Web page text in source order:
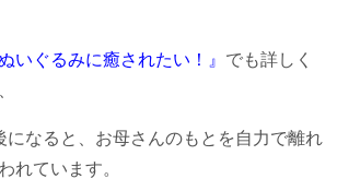
いぐるみに癒されたい！』 でも詳しく
になると、お母さんのもとを自力で離れ
れています。